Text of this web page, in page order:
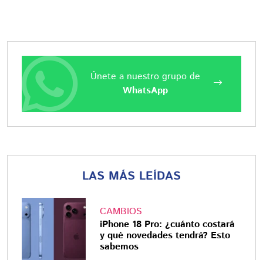
Únete a nuestro grupo de
WhatsApp
LAS MÁS LEÍDAS
CAMBIOS
iPhone 18 Pro: ¿cuánto costará
y qué novedades tendrá? Esto
sabemos